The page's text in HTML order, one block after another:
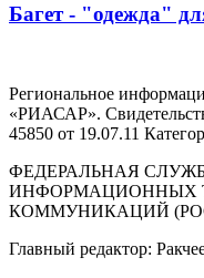
Багет - "одежда"
Региональное
«РИАСАР».
45850 от 19.07.11
ФЕДЕРАЛЬНАЯ
ИНФОРМАЦИОННЫХ
КОММУНИКАЦИЙ
Главный редактор: